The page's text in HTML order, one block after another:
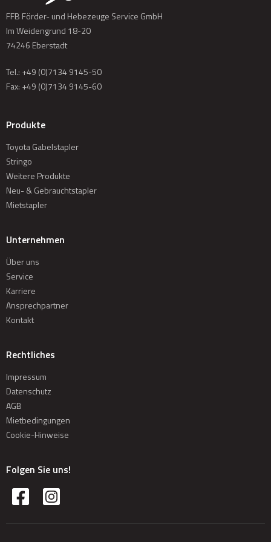
Jeder Gebrauchtstapler wird nach höchsten Qualitätsstandards
aufbereitet.
Die Stapler werden mit vollständiger Dokumentation
Sie erhalten immer eine Garantie (3 bis 12 Monate, je nach
Klassifizierung).
FFB Förder- und Hebezeuge Service GmbH
Im Weidengrund 18-20
74246 Eberstadt
Tel.: +49 (0)7134 9145-50
Fax: +49 (0)7134 9145-60
Produkte
Toyota Gabelstapler
Stringo
Weitere Produkte
Neu- & Gebrauchtstapler
Mietstapler
Unternehmen
Über uns
Service
Karriere
Ansprechpartner
Kontakt
Rechtliches
Impressum
Datenschutz
AGB
Mietbedingungen
Cookie-Hinweise
Folgen Sie uns!